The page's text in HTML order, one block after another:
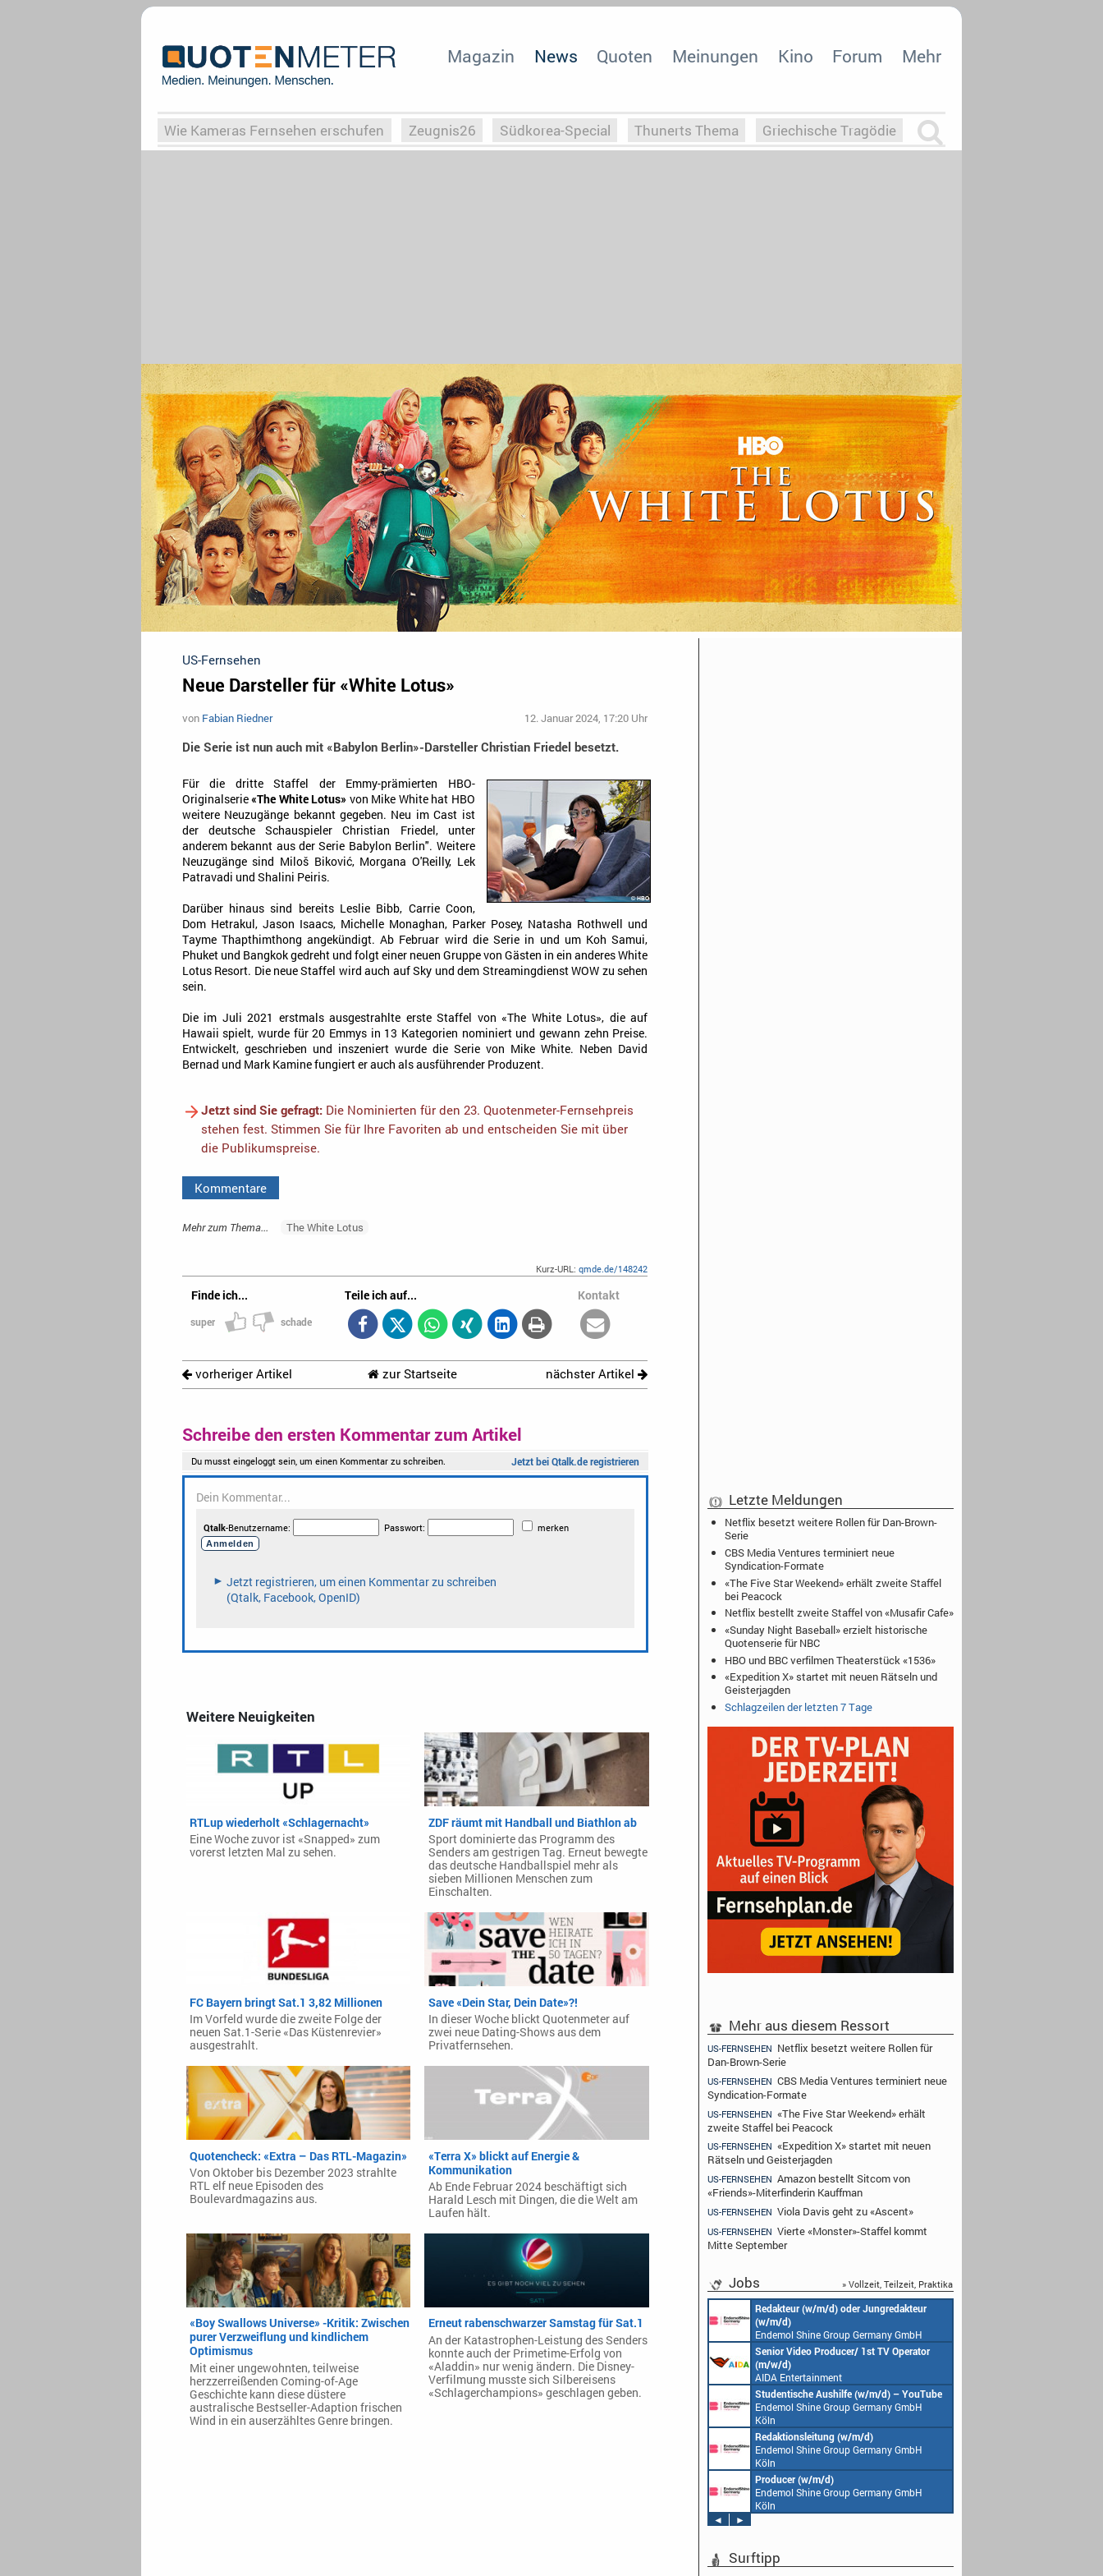
Magazin News Quoten Meinungen Kino Forum Mehr
Wie Kameras Fernsehen erschufen Zeugnis26 Südkorea-Special Thunerts Thema Griechische Tragödie
US-Fernsehen
Neue Darsteller für «White Lotus»
von Fabian Riedner 12. Januar 2024, 17:20 Uhr
Die Serie ist nun auch mit «Babylon Berlin»-Darsteller Christian Friedel besetzt.
Für die dritte Staffel der Emmy-prämierten HBO-
Originalserie«The White Lotus» von Mike White hat HBO
weitere Neuzugänge bekannt gegeben. Neu im Cast ist
der deutsche Schauspieler Christian Friedel, unter
anderem bekannt aus der Serie Babylon Berlin". Weitere
Neuzugänge sind Miloš Biković, Morgana O'Reilly, Lek
Patravadi und Shalini Peiris.
Darüber hinaus sind bereits Leslie Bibb, Carrie Coon,
Dom Hetrakul, Jason Isaacs, Michelle Monaghan, Parker Posey, Natasha Rothwell und
Tayme Thapthimthong angekündigt. Ab Februar wird die Serie in und um Koh Samui,
Phuket und Bangkok gedreht und folgt einer neuen Gruppe von Gästen in ein anderes White
Lotus Resort. Die neue Staffel wird auch auf Sky und dem Streamingdienst WOW zu sehen
sein.
Die im Juli 2021 erstmals ausgestrahlte erste Staffel von «The White Lotus», die auf
Hawaii spielt, wurde für 20 Emmys in 13 Kategorien nominiert und gewann zehn Preise.
Entwickelt, geschrieben und inszeniert wurde die Serie von Mike White. Neben David
Bernad und Mark Kamine fungiert er auch als ausführender Produzent.
Jetzt sind Sie gefragt:Die Nominierten für den 23. Quotenmeter-Fernsehpreis
stehen fest. Stimmen Sie für Ihre Favoriten ab und entscheiden Sie mit über
die Publikumspreise.
Kommentare
Mehr zum Thema... The White Lotus
Kurz-URL:qmde.de/148242
Finde ich...
super schade
Teile ich auf... Kontakt
vorheriger Artikel zur Startseite nächster Artikel
Schreibe den ersten Kommentar zum Artikel
Weitere Neuigkeiten
RTLup wiederholt «Schlagernacht»
Eine Woche zuvor ist «Snapped» zum
vorerst letzten Mal zu sehen.
ZDF räumt mit Handball und Biathlon ab
Sport dominierte das Programm des
Senders am gestrigen Tag. Erneut bewegte
das deutsche Handballspiel mehr als
sieben Millionen Menschen zum
Einschalten.
FC Bayern bringt Sat.1 3,82 Millionen
Im Vorfeld wurde die zweite Folge der
neuen Sat.1-Serie «Das Küstenrevier»
ausgestrahlt.
Save «Dein Star, Dein Date»?!
In dieser Woche blickt Quotenmeter auf
zwei neue Dating-Shows aus dem
Privatfernsehen.
Quotencheck: «Extra – Das RTL-Magazin»
Von Oktober bis Dezember 2023 strahlte
RTL elf neue Episoden des
Boulevardmagazins aus.
«Terra X» blickt auf Energie &
Kommunikation
Ab Ende Februar 2024 beschäftigt sich
Harald Lesch mit Dingen, die die Welt am
Laufen hält.
«Boy Swallows Universe» -Kritik: Zwischen
purer Verzweiflung und kindlichem
Optimismus
Mit einer ungewohnten, teilweise
herzzerreißenden Coming-of-Age
Geschichte kann diese düstere
australische Bestseller-Adaption frischen
Wind in ein auserzähltes Genre bringen.
Erneut rabenschwarzer Samstag für Sat.1
An der Katastrophen-Leistung des Senders
konnte auch der Primetime-Erfolg von
«Aladdin» nur wenig ändern. Die Disney-
Verfilmung musste sich Silbereisens
«Schlagerchampions» geschlagen geben.
Letzte Meldungen
Netflix besetzt weitere Rollen für Dan-Brown-
Serie
CBS Media Ventures terminiert neue
Syndication-Formate
«The Five Star Weekend» erhält zweite Staffel
bei Peacock
Netflix bestellt zweite Staffel von «Musafir Cafe»
«Sunday Night Baseball» erzielt historische
Quotenserie für NBC
HBO und BBC verfilmen Theaterstück «1536»
«Expedition X» startet mit neuen Rätseln und
Geisterjagden
Schlagzeilen der letzten 7 Tage
Mehr aus diesem Ressort
US-FERNSEHEN Netflix besetzt weitere Rollen für
Dan-Brown-Serie
US-FERNSEHEN CBS Media Ventures terminiert neue
Syndication-Formate
US-FERNSEHEN «The Five Star Weekend» erhält
zweite Staffel bei Peacock
US-FERNSEHEN «Expedition X» startet mit neuen
Rätseln und Geisterjagden
US-FERNSEHEN Amazon bestellt Sitcom von
«Friends»-Miterfinderin Kauffman
US-FERNSEHEN Viola Davis geht zu «Ascent»
US-FERNSEHEN Vierte «Monster»-Staffel kommt
Mitte September
Jobs » Vollzeit, Teilzeit, Praktika
Pflichtpraktikant (w/m/d) Redaktion
Endemol Shine Group Germany GmbH
Köln
Werkstudent AIDAradio - Marketing (m/w/d)
AIDA Entertainment
Hamburg
Stage Operator / Fachkraft für
Redakteur (w/m/d) oder Jungredakteur
(w/m/d)
Endemol Shine Group Germany GmbH
Köln
Senior Video Producer/ 1st TV Operator
(m/w/d)
AIDA Entertainment
an Bord unserer Schiffe
Studentische Aushilfe (w/m/d) – YouTube
Endemol Shine Group Germany GmbH
Köln
Redaktionsleitung (w/m/d)
Endemol Shine Group Germany GmbH
Köln
Producer (w/m/d)
Endemol Shine Group Germany GmbH
Köln
◄
►
Surftipp